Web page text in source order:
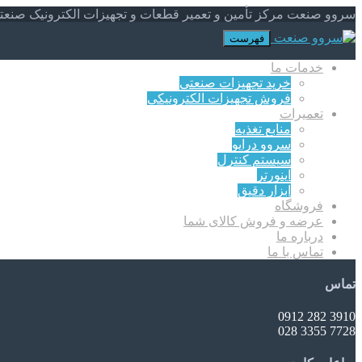
سروو صنعت مرکز تأمین و تعمیر قطعات و تجهیزات الکترونیک
فهرست
خدمات ما
خرید تجهیزات صنعتی
فروش تجهیزات الکترونیکی
تعمیرات
منابع تغذیه
سروو درایو
سیستم کنترل
اینورتر
ابزار دقیق
فروشگاه
عرضه و فروش کالای شما
درباره ما
تماس با ما
تماس
3910 282 0912
7728 3355 028